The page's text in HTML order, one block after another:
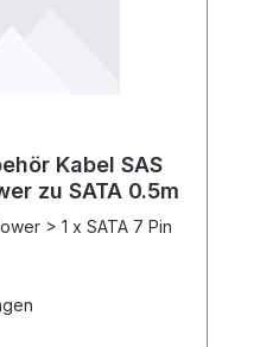
Kabel SAS
zu SATA 0.5m
> 1 x SATA 7 Pin